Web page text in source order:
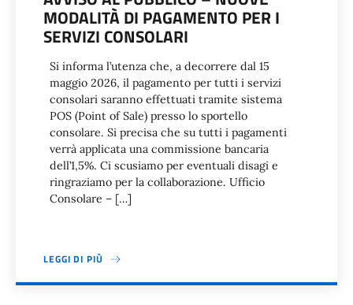
MODALITÀ DI PAGAMENTO PER I
SERVIZI CONSOLARI
Si informa l’utenza che, a decorrere dal 15
maggio 2026, il pagamento per tutti i servizi
consolari saranno effettuati tramite sistema
POS (Point of Sale) presso lo sportello
consolare. Si precisa che su tutti i pagamenti
verrà applicata una commissione bancaria
dell’1,5%. Ci scusiamo per eventuali disagi e
ringraziamo per la collaborazione. Ufficio
Consolare – […]
LEGGI DI PIÙ